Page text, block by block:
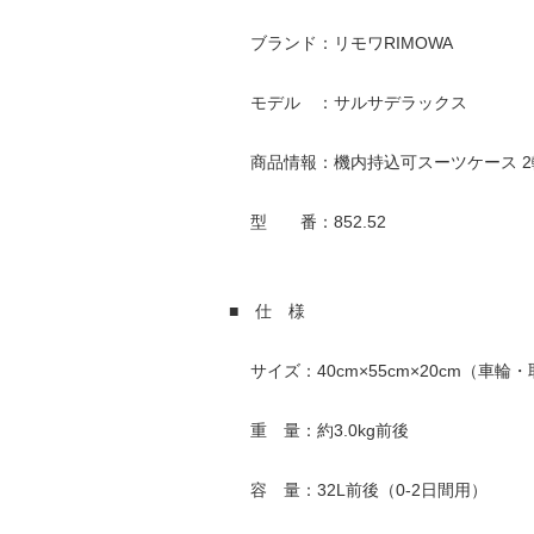
ブランド：リモワRIMOWA
モデル ：サルサデラックス
商品情報：機内持込可スーツケース 2
型 番：852.52
■ 仕 様
サイズ：40cm×55cm×20cm（車輪・
重 量：約3.0kg前後
容 量：32L前後（0-2日間用）